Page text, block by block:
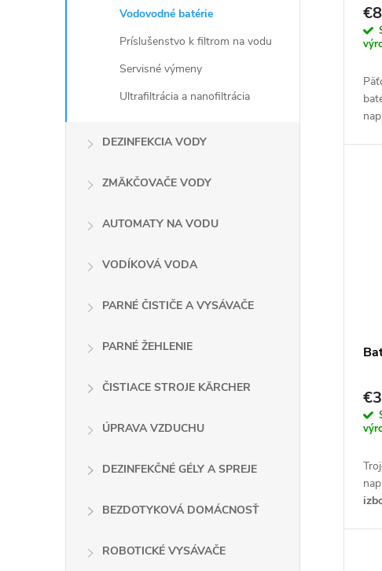
Vodovodné batérie
Príslušenstvo k filtrom na vodu
Servisné výmeny
Ultrafiltrácia a nanofiltrácia
DEZINFEKCIA VODY
ZMÄKČOVAČE VODY
AUTOMATY NA VODU
VODÍKOVÁ VODA
PARNÉ ČISTIČE A VYSÁVAČE
PARNÉ ŽEHLENIE
ČISTIACE STROJE KÄRCHER
ÚPRAVA VZDUCHU
DEZINFEKČNÉ GÉLY A SPREJE
BEZDOTYKOVÁ DOMÁCNOSŤ
ROBOTICKÉ VYSÁVAČE